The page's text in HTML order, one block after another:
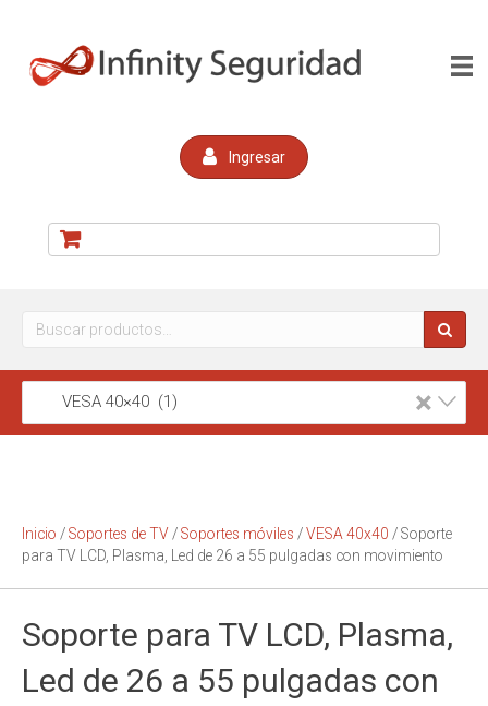
Ingresar
Buscar
×
VESA 40×40 (1)
Inicio /Soportes de TV/Soportes móviles /VESA 40x40 / Soporte
para TV LCD, Plasma, Led de 26 a 55 pulgadas con movimiento
Soporte para TV LCD, Plasma,
Led de 26 a 55 pulgadas con